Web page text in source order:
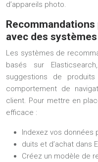
d’appareils photo.
avec des
Les systèmes de
basés sur
suggestions de
comportement de
client. Pour mettre en
efficace :
Indexez vos données
duits et d’achat dans
Créez un modèle de